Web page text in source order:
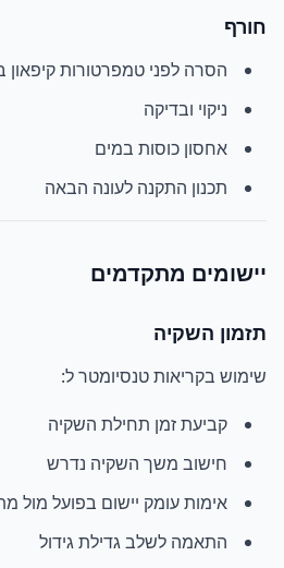
חורף
הסרה לפני טמפרטורות קיפאון
ניקוי ובדיקה
אחסון כוסות במים
תכנון התקנה לעונה הבאה
יישומים מתקדמים
תזמון השקיה
שימוש בקריאות טנסיומטר ל:
קביעת זמן תחילת השקיה
חישוב משך השקיה נדרש
אימות עומק יישום בפועל מול
התאמה לשלב גדילת גידול